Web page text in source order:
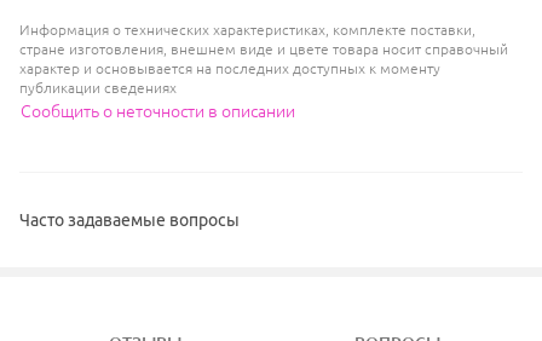
Информация о технических характеристиках, комплекте поставки,
стране изготовления, внешнем виде и цвете товара носит справочный
характер и основывается на последних доступных к моменту
публикации сведениях
Сообщить о неточности в описании
Часто задаваемые вопросы